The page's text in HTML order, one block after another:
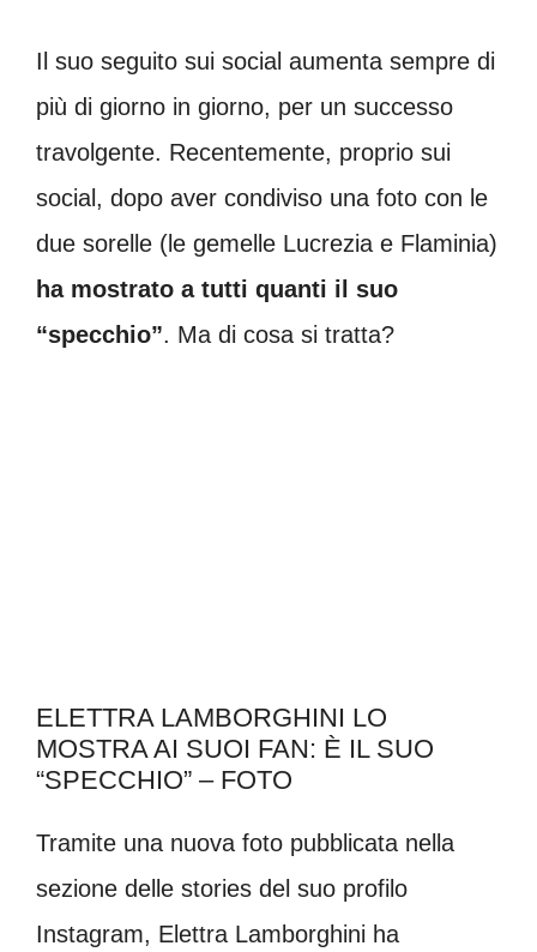
Il suo seguito sui social aumenta sempre di
più di giorno in giorno, per un successo
travolgente. Recentemente, proprio sui
social, dopo aver condiviso una foto con le
due sorelle (le gemelle Lucrezia e Flaminia)
ha mostrato a tutti quanti il suo
“specchio”. Ma di cosa si tratta?
ELETTRA LAMBORGHINI LO
MOSTRA AI SUOI FAN: È IL SUO
“SPECCHIO” – FOTO
Tramite una nuova foto pubblicata nella
sezione delle stories del suo profilo
Instagram, Elettra Lamborghini ha